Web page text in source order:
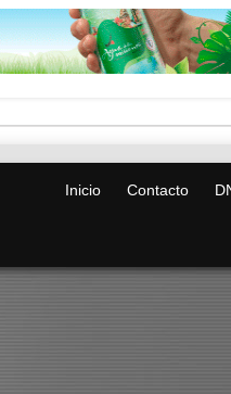
Inicio Contacto